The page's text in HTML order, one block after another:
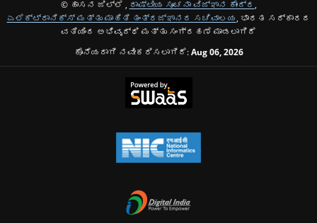
© ಹಾಸನ ಜಿಲ್ಲೆ , ರಾಷ್ಟೀಯ ಸೂಚನಾ ವಿಜ್ಞಾನ ಕೇಂದ್ರ ,
ಎಲೆಕ್ಟ್ರಾನಿಕ್ಸ್ ಮತ್ತು ಮಾಹಿತಿ ತಂತ್ರಜ್ಞಾನದ ಸಚಿವಾಲಯ, ಭಾರತ ಸರ್ಕಾರದ
ವತಿಯಿಂದ ಅಭಿವೃದ್ಧಿ ಮತ್ತು ಸಂಗ್ರಹಣೆ ಮಾಡಲಾಗಿದೆ
ಕೊನೆಯದಾಗಿ ನವೀಕರಿಸಲಾಗಿದೆ:Aug 06, 2026